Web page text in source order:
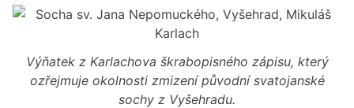
Výňatek z Karlachova škrabopisného zápisu, který
ozřejmuje okolnosti zmizení původní svatojanské
sochy z Vyšehradu.